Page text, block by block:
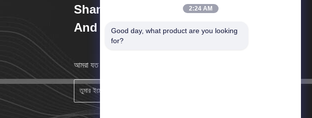
Shanghai Cheng Xing Machinery
And Electronics Co., Ltd.
আমরা যত তাড়াতাড়ি সম্ভব আপনার কাছে ফিরে আসব।
2:24 AM
Good day, what product are you looking
for?